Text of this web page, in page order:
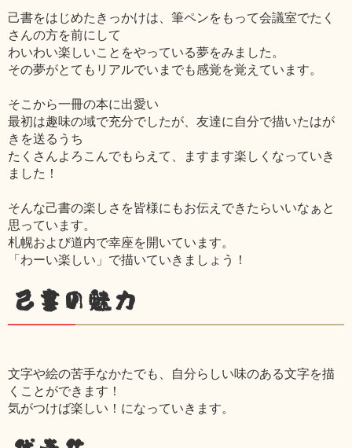
己書をはじめたきっかけは、筆ペンをもって会議室でたく
さんの方を前にして
わいわい楽しいことをやっている夢をみました。
その夢がとてもリアルでいまでも感覚を覚えています。
そこから一冊の本に出愛い
最初は趣味の域で充分でしたが、友達に自分で描いたはが
きを送るうち
たくさんよろこんでもらえて、ますます楽しくなっていき
ました！
そんな己書の楽しさを皆様にもお伝えできたらいいなぁと
思っています。
札幌および道内で幸座を開いています。
「わーい楽しい」で描いていきましょう！
己書の魅力
文字や絵の苦手なかたでも、自分らしい味のある文字を描
くことができます！
気がつけば楽しい！になっていきます。